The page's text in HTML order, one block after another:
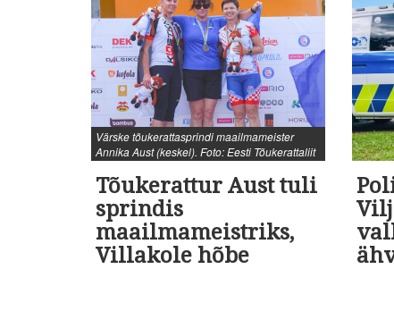
Värske tõukerattasprindi maailmameister
Annika Aust (keskel). Foto: Eesti Tõukerattaliit
Tõukerattur Aust tuli
sprindis
maailmameistriks,
Villakole hõbe